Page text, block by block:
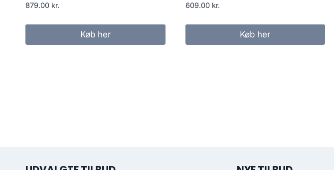
879.00 kr.
Køb her
609.00 kr.
Køb her